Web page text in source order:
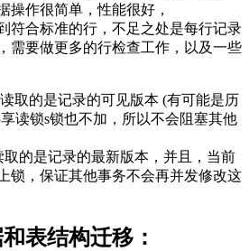
操作很简单，性能很好，
符合标准的行，不足之处是每行记录
需要做更多的行检查工作，以及一些
读取的是记录的可见版本 (有可能是历
读锁s锁也不加，所以不会阻塞其他
取的是记录的最新版本，并且，当前
锁，保证其他事务不会再并发修改这
表结构迁移：